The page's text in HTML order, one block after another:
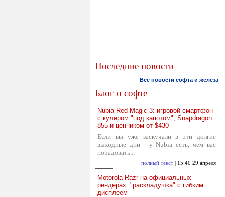
Последние новости
Все новости софта и железа
Блог о софте
Nubia Red Magic 3: игровой смартфон
с кулером "под капотом", Snapdragon
855 и ценником от $430
Если вы уже заскучали в эти долгие
выходные дни - у Nubia есть, чем вас
порадовать...
полный текст | 15:40 29 апреля
Motorola Razr на официальных
рендерах: "раскладушка" с гибким
дисплеем